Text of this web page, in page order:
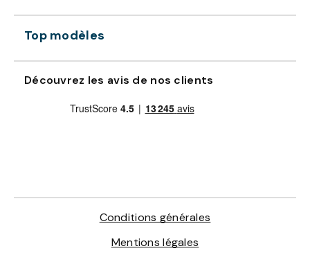
Top modèles
Découvrez les avis de nos clients
Conditions générales
Mentions légales